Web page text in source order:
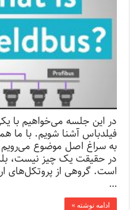
در این جلسه می‌خواهیم با
فیلدباس آشنا شویم. با ما
به سراغ اصل موضوع
در حقیقت یک چیز نیست،
است. گروهی از پروتکل‌های
…
ادامه نوشته »